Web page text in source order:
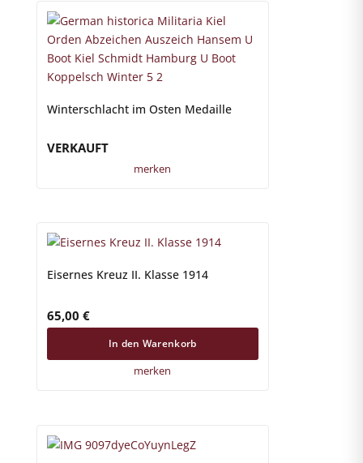
Winterschlacht im Osten Medaille
VERKAUFT
merken
Eisernes Kreuz II. Klasse 1914
65,00 €
In den Warenkorb
merken